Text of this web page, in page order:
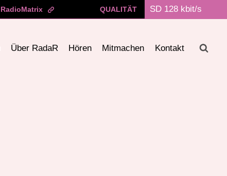
RadioMatrix QUALITÄT
Über RadaR Hören Mitmachen Kontakt